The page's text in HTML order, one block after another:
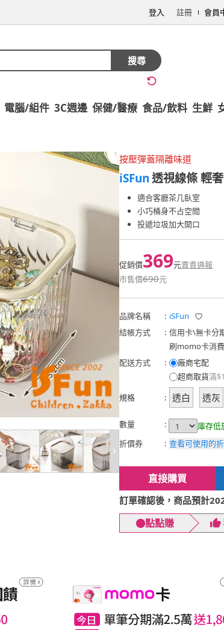
登入 註冊 會員
搜尋
電腦/組件 3C週邊 保健/醫療 食品/飲料 生鮮
按壓彈蓋隔離味道
iSFun透視線條 輕
適合客廳茶几臥室
小巧桶身不占空間
投遞垃圾加大開口
促銷價369元賣貴通報
市售價690元
品牌名稱 : iSFun
結帳方式
: 信用卡\無卡分
刷momo卡消
配送方式
:
廠商宅配
超商取貨滿
規格
: 透白 透灰
數量 :
庫存低
折價券
: 查看可使用的
直接購買
訂單確認後，商品預計
點點賺